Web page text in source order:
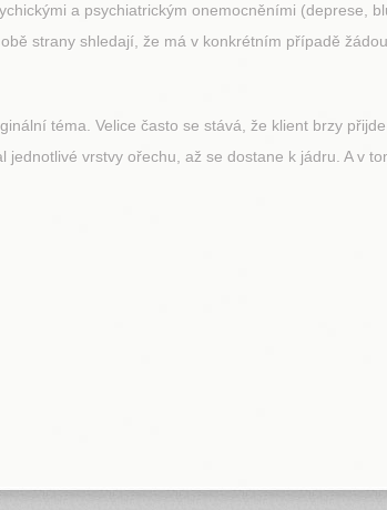
a psychiatrickým onemocněními (deprese,
strany shledají, že má v konkrétním případě
téma. Velice často se stává, že klient brzy
vrstvy ořechu, až se dostane k jádru. A v